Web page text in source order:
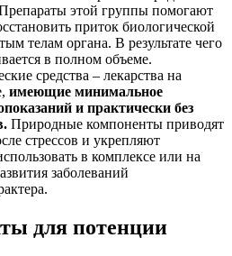
этой группы помогают
приток биологической
телам органа. В результате чего
в полном объеме.
средства – лекарства на
имеющие минимальное
и практически без
Природные компоненты приводят
стрессов и укрепляют
в комплексе или на
заболеваний
для потенции